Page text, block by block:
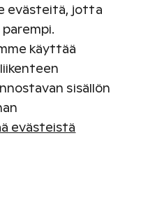
evästeitä, jotta
käyttää
sisällön
evästeistä